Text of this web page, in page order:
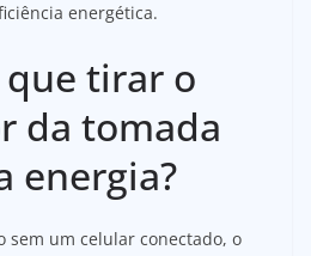
energética.
que tirar o
da tomada
energia?
sem um celular conectado, o